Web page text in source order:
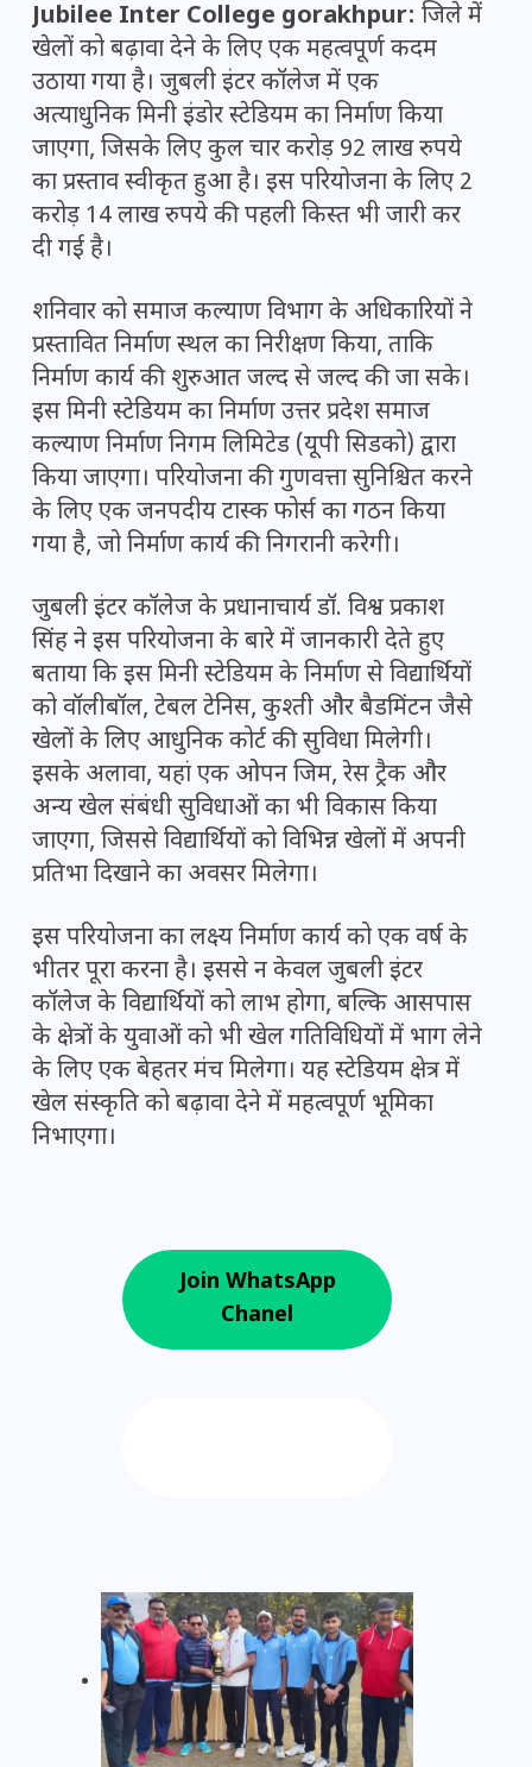
Jubilee Inter College gorakhpur: जिले में
खेलों को बढ़ावा देने के लिए एक महत्वपूर्ण कदम
उठाया गया है। जुबली इंटर कॉलेज में एक
अत्याधुनिक मिनी इंडोर स्टेडियम का निर्माण किया
जाएगा, जिसके लिए कुल चार करोड़ 92 लाख रुपये
का प्रस्ताव स्वीकृत हुआ है। इस परियोजना के लिए 2
करोड़ 14 लाख रुपये की पहली किस्त भी जारी कर
दी गई है।
शनिवार को समाज कल्याण विभाग के अधिकारियों ने
प्रस्तावित निर्माण स्थल का निरीक्षण किया, ताकि
निर्माण कार्य की शुरुआत जल्द से जल्द की जा सके।
इस मिनी स्टेडियम का निर्माण उत्तर प्रदेश समाज
कल्याण निर्माण निगम लिमिटेड (यूपी सिडको) द्वारा
किया जाएगा। परियोजना की गुणवत्ता सुनिश्चित करने
के लिए एक जनपदीय टास्क फोर्स का गठन किया
गया है, जो निर्माण कार्य की निगरानी करेगी।
जुबली इंटर कॉलेज के प्रधानाचार्य डॉ. विश्व प्रकाश
सिंह ने इस परियोजना के बारे में जानकारी देते हुए
बताया कि इस मिनी स्टेडियम के निर्माण से विद्यार्थियों
को वॉलीबॉल, टेबल टेनिस, कुश्ती और बैडमिंटन जैसे
खेलों के लिए आधुनिक कोर्ट की सुविधा मिलेगी।
इसके अलावा, यहां एक ओपन जिम, रेस ट्रैक और
अन्य खेल संबंधी सुविधाओं का भी विकास किया
जाएगा, जिससे विद्यार्थियों को विभिन्न खेलों में अपनी
प्रतिभा दिखाने का अवसर मिलेगा।
इस परियोजना का लक्ष्य निर्माण कार्य को एक वर्ष के
भीतर पूरा करना है। इससे न केवल जुबली इंटर
कॉलेज के विद्यार्थियों को लाभ होगा, बल्कि आसपास
के क्षेत्रों के युवाओं को भी खेल गतिविधियों में भाग लेने
के लिए एक बेहतर मंच मिलेगा। यह स्टेडियम क्षेत्र में
खेल संस्कृति को बढ़ावा देने में महत्वपूर्ण भूमिका
निभाएगा।
Join WhatsApp
Chanel